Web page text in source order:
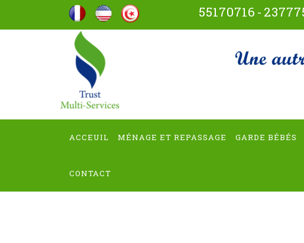
55170716 -
trust-
ACCEUIL MÉNAGE ET REPASSAGE GARDE BÉBÉS
CONTACT